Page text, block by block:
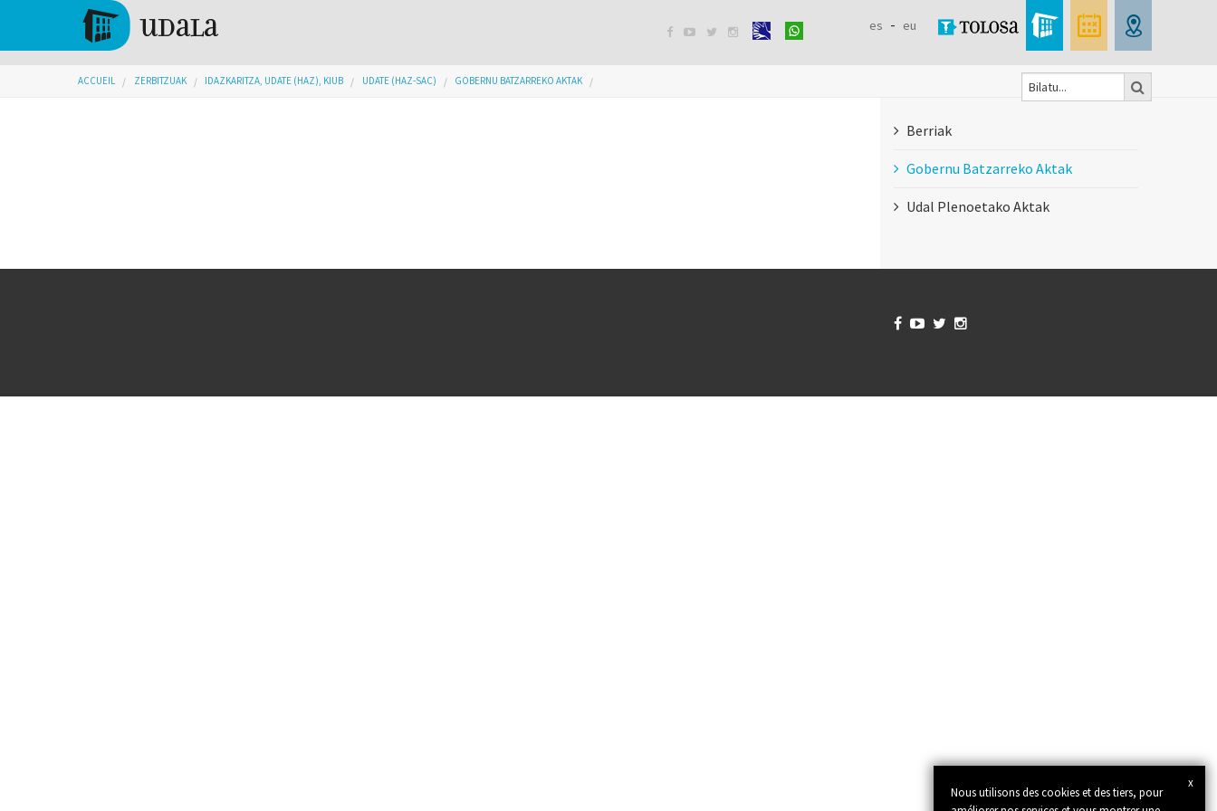
Aller au contenu principal
    es eu
Formulaire
recherche
Vous êtes ici
ACCUEIL ZERBITZUAK IDAZKARITZA, UDATE (HAZ), KIUB UDATE (HAZ-SAC) GOBERNU BATZARREKO AKTAK
Berriak
Gobernu Batzarreko Aktak
Udal Plenoetako Aktak
x
Nous utilisons des cookies et des tiers, pour
   